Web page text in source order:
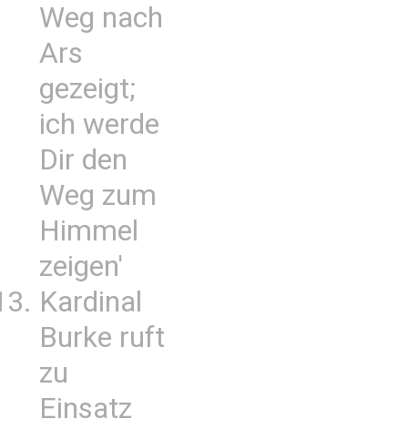
Weg nach
Ars
gezeigt;
ich werde
Dir den
Weg zum
Himmel
zeigen'
Kardinal
Burke ruft
zu
Einsatz